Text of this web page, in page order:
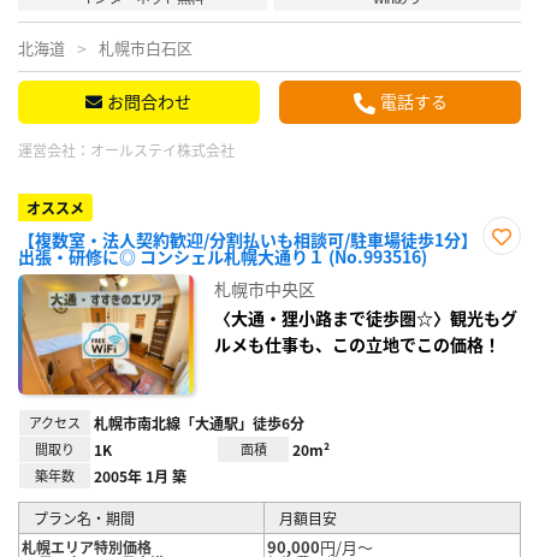
北海道 札幌市白石区
お問合わせ 電話する
運営会社： オールステイ株式会社
オススメ
【複数室・法人契約歓迎/分割払いも相談可/駐車場徒歩1分】
出張・研修に◎ コンシェル札幌大通り１ (No.993516)
録
札幌市中央区
〈大通・狸小路まで徒歩圏☆〉観光もグ
ルメも仕事も、この立地でこの価格！
アクセス 札幌市南北線「大通駅」徒歩6分
間取り 1K 面積 20m²
築年数 2005年 1月 築
プラン名・期間
月額目安
札幌エリア特別価格
90,000円/月～